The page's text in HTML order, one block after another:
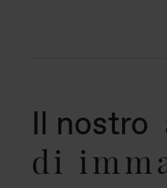
Il nostro
di